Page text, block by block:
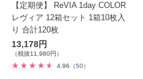
【定期便】 ReVIA 1day COLOR
レヴィア 12箱セット 1箱10枚入
り 合計120枚
13,178円
（税抜11,980円）
4.96
（50）